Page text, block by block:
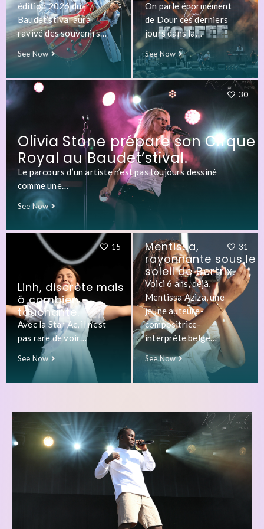
édition 2026 du
Baudet’stival aura
ravivé des souvenirs…
See Now
Olivia Stone prépare son Cirque
Royal au Baudet’stival.
Le parcours d’un artiste n’est pas toujours dessiné
comme une…
See Now
30
On parle énormément
de Dour ces derniers
jours dans la…
See Now
Linh, discrète mais
ô combien
touchante.
Avec la Star Ac, il n’est
pas rare de voir…
See Now
15
Mentissa,
rayonnante sous le
soleil de Bertrix.
Voici 6 ans, déjà,
Mentissa Aziza, une
jeune auteure-
compositrice-
interprète belge…
See Now
31